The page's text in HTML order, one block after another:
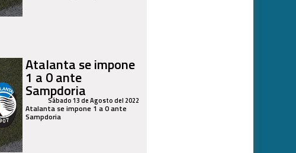
Atalanta se impone
1 a 0 ante
Sampdoria
Sábado 13 de Agosto del 2022
Atalanta se impone 1 a 0 ante
Sampdoria